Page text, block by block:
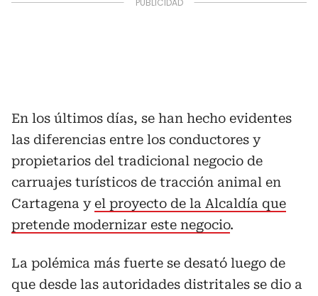
En los últimos días, se han hecho evidentes
las diferencias entre los conductores y
propietarios del tradicional negocio de
carruajes turísticos de tracción animal en
Cartagena yel proyecto de la Alcaldía que
pretende modernizar este negocio.
La polémica más fuerte se desató luego de
que desde las autoridades distritales se dio a